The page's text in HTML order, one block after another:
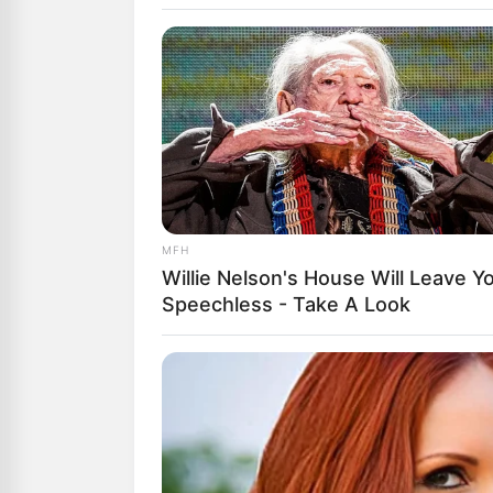
Αγαπητοί
μπορούμε να
Υποστήριξέ
“DONATE”
ΑΠΟΨΕΙΣ ΔΙΕΘΝΗ
ΑπόΝΙΚΟΛΑΟΣ
MFH
Willie Nelson's House Will Leave
Speechless - Take A Look